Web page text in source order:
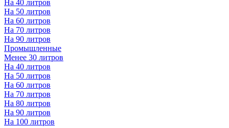
На 40 литров
На 50 литров
На 60 литров
На 70 литров
На 90 литров
Промышленные
Менее 30 литров
На 40 литров
На 50 литров
На 60 литров
На 70 литров
На 80 литров
На 90 литров
На 100 литров